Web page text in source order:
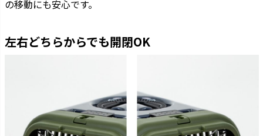
の移動にも安心です。
左右どちらからでも開閉OK